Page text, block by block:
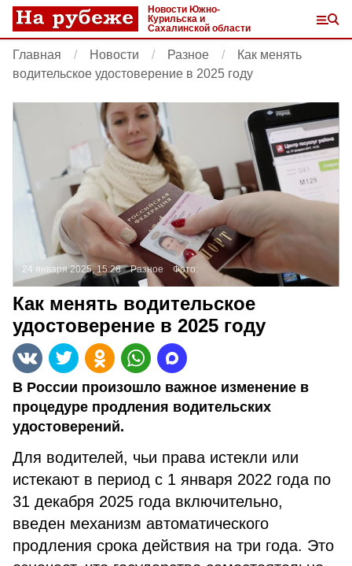
Новости Южно-
Курильска и
Сахалинской области
Главная Новости Разное
Как менять
водительское удостоверение в 2025 году
24 января 2025, 15:28 Разное Фото:
Как менять водительское
удостоверение в 2025 году
В России произошло важное изменение в
процедуре продления водительских
удостоверений.
Для водителей, чьи права истекли или
истекают в период с 1 января 2022 года по
31 декабря 2025 года включительно,
введен механизм автоматического
продления срока действия на три года. Это